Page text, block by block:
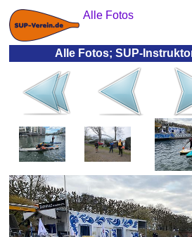
Alle Fotos
Alle Fotos; SUP-